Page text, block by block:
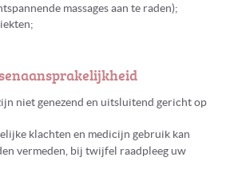
massages aan te raden);
enaansprakelijkheid
niet genezend en uitsluitend gericht op
klachten en medicijn gebruik kan
vermeden, bij twijfel raadpleeg uw